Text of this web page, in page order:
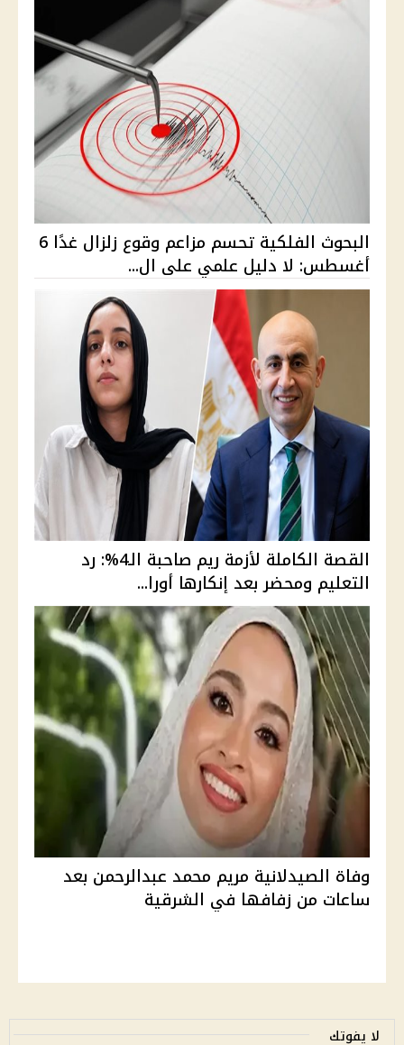
البحوث الفلكية تحسم مزاعم وقوع زلزال غدًا 6
أغسطس: لا دليل علمي على ال...
القصة الكاملة لأزمة ريم صاحبة الـ4%: رد
التعليم ومحضر بعد إنكارها أورا...
وفاة الصيدلانية مريم محمد عبدالرحمن بعد
ساعات من زفافها في الشرقية
لا يفوتك